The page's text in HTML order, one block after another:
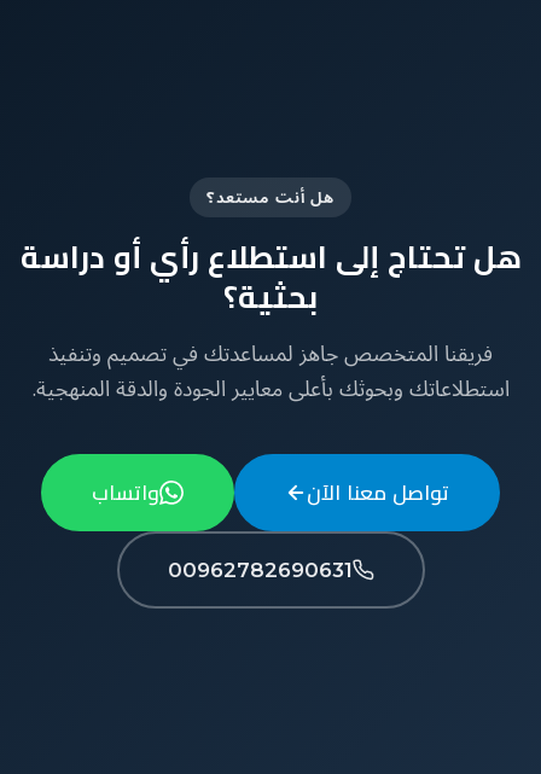
هل أنت مستعد؟
هل تحتاج إلى استطلاع رأي أو دراسة
بحثية؟
فريقنا المتخصص جاهز لمساعدتك في تصميم وتنفيذ
استطلاعاتك وبحوثك بأعلى معايير الجودة والدقة المنهجية.
تواصل معنا الآن واتساب
00962782690631